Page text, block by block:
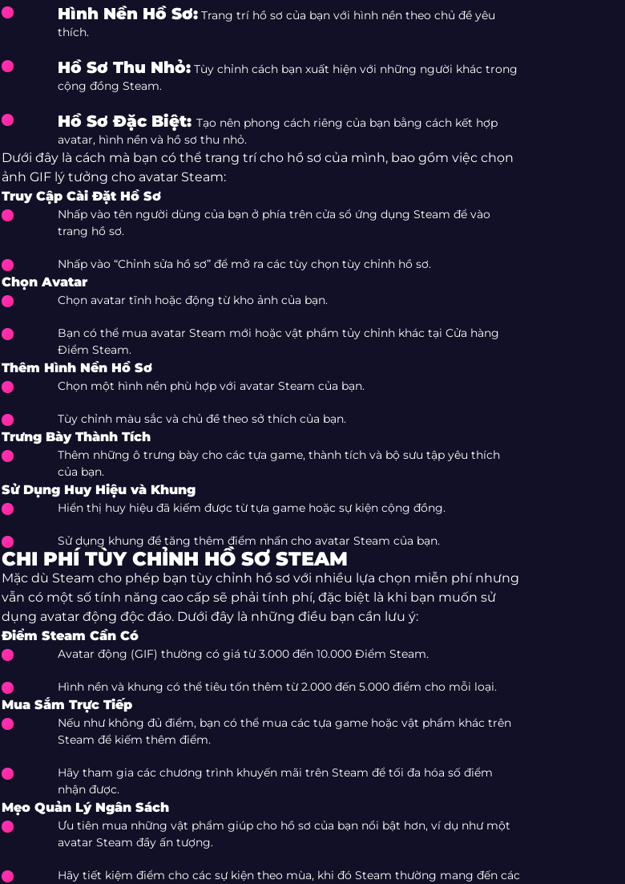
Hình Nền Hồ Sơ:Trang trí hồ sơ của bạn với hình nền theo chủ đề yêu
thích.
Hồ Sơ Thu Nhỏ:Tùy chỉnh cách bạn xuất hiện với những người khác trong
cộng đồng Steam.
Hồ Sơ Đặc Biệt: Tạo nên phong cách riêng của bạn bằng cách kết hợp
avatar, hình nền và hồ sơ thu nhỏ.
Dưới đây là cách mà bạn có thể trang trí cho hồ sơ của mình, bao gồm việc chọn
ảnh GIF lý tưởng cho avatar Steam:
Truy Cập Cài Đặt Hồ Sơ
Nhấp vào tên người dùng của bạn ở phía trên cửa sổ ứng dụng Steam để vào
trang hồ sơ.
Nhấp vào “Chỉnh sửa hồ sơ” để mở ra các tùy chọn tùy chỉnh hồ sơ.
Chọn Avatar
Chọn avatar tĩnh hoặc động từ kho ảnh của bạn.
Bạn có thể mua avatar Steam mới hoặc vật phẩm tủy chỉnh khác tại Cửa hàng
Điểm Steam.
Thêm Hình Nền Hồ Sơ
Chọn một hình nền phù hợp với avatar Steam của bạn.
Tùy chỉnh màu sắc và chủ đề theo sở thích của bạn.
Trưng Bày Thành Tích
Thêm những ô trưng bày cho các tựa game, thành tích và bộ sưu tập yêu thích
của bạn.
Sử Dụng Huy Hiệu và Khung
Hiển thị huy hiệu đã kiếm được từ tựa game hoặc sự kiện cộng đồng.
Sử dụng khung để tăng thêm điểm nhấn cho avatar Steam của bạn.
CHI PHÍ TÙY CHỈNH HỒ SƠ STEAM
Mặc dù Steam cho phép bạn tùy chỉnh hồ sơ với nhiều lựa chọn miễn phí nhưng
vẫn có một số tính năng cao cấp sẽ phải tính phí, đặc biệt là khi bạn muốn sử
dụng avatar động độc đáo. Dưới đây là những điều bạn cần lưu ý:
Điểm Steam Cần Có
Avatar động (GIF) thường có giá từ 3.000 đến 10.000 Điểm Steam.
Hình nền và khung có thể tiêu tốn thêm từ 2.000 đến 5.000 điểm cho mỗi loại.
Mua Sắm Trực Tiếp
Nếu như không đủ điểm, bạn có thể mua các tựa game hoặc vật phẩm khác trên
Steam để kiếm thêm điểm.
Hãy tham gia các chương trình khuyến mãi trên Steam để tối đa hóa số điểm
nhận được.
Mẹo Quản Lý Ngân Sách
Ưu tiên mua những vật phẩm giúp cho hồ sơ của bạn nổi bật hơn, ví dụ như một
avatar Steam đầy ấn tượng.
Hãy tiết kiệm điểm cho các sự kiện theo mùa, khi đó Steam thường mang đến các